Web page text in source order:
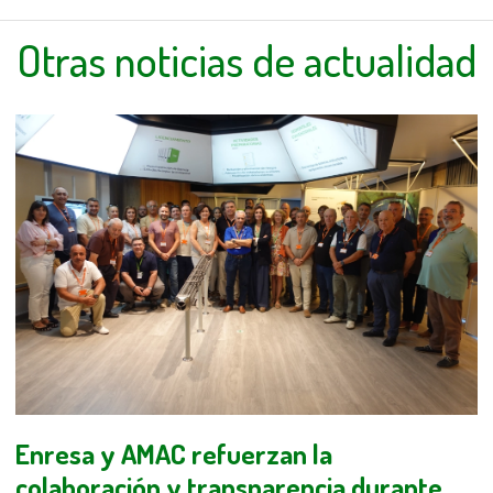
Otras noticias de actualidad
Enresa y AMAC refuerzan la
colaboración y transparencia durante